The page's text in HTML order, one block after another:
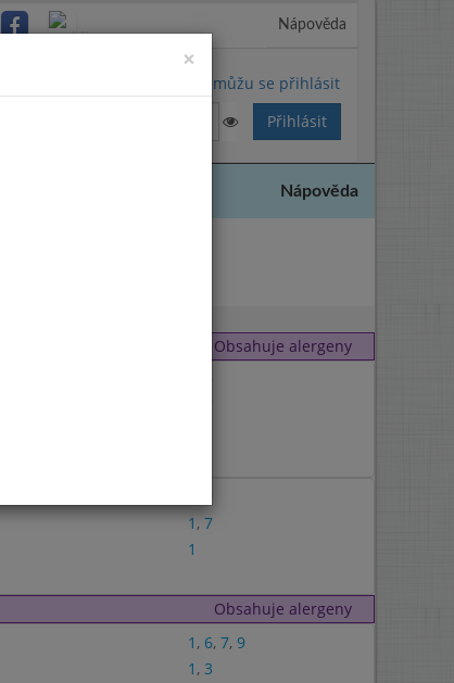
Nápověda
Nemůžu se přihlásit
Nápověda
Obsahuje alergeny
1 , 7
1
Obsahuje alergeny
1 , 6, 7, 9
1 , 3
×